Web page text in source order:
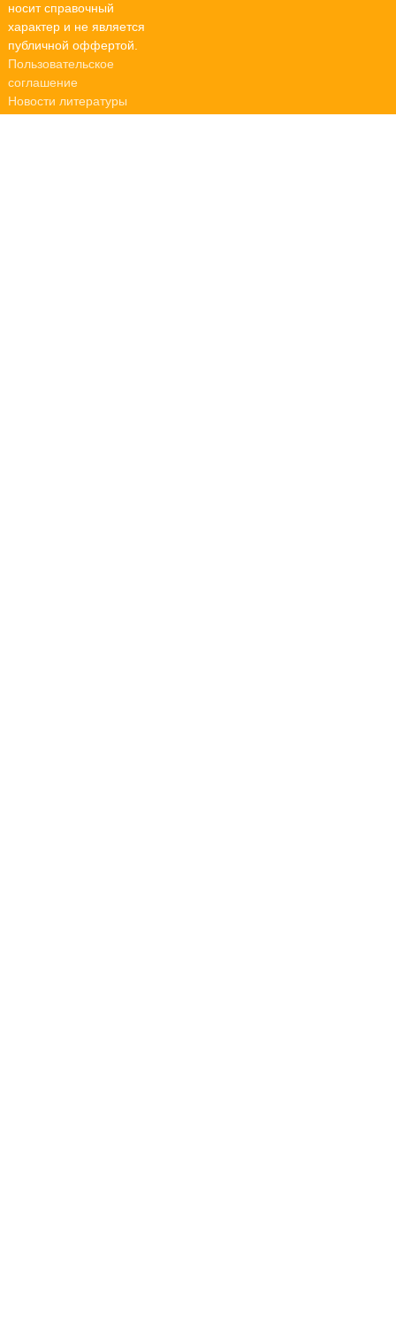
носит справочный
характер и не является
публичной оффертой.
Пользовательское
соглашение
Новости литературы